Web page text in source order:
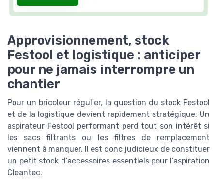
Approvisionnement, stock
Festool et logistique : anticiper
pour ne jamais interrompre un
chantier
Pour un bricoleur régulier, la question du stock Festool
et de la logistique devient rapidement stratégique. Un
aspirateur Festool performant perd tout son intérêt si
les sacs filtrants ou les filtres de remplacement
viennent à manquer. Il est donc judicieux de constituer
un petit stock d’accessoires essentiels pour l’aspiration
Cleantec.